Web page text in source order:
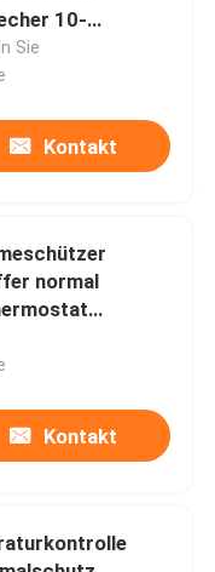
10-
Sie
Kontakt
normal
für
Kontakt